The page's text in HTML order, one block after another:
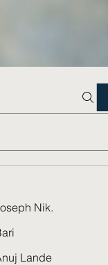
Nik.
Lande